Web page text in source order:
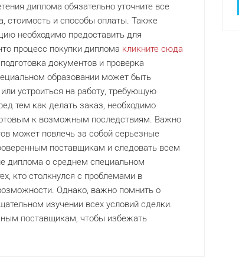
диплома обязательно уточните все
стоимость и способы оплаты. Также
необходимо предоставить для
процесс покупки диплома кликните сюда
документов и проверка
образовании может быть
устроиться на работу, требующую
тем как делать заказ, необходимо
к возможным последствиям. Важно
может повлечь за собой серьезные
поставщикам и следовать всем
диплома о среднем специальном
кто столкнулся с проблемами в
Однако, важно помнить о
изучении всех условий сделки.
поставщикам, чтобы избежать